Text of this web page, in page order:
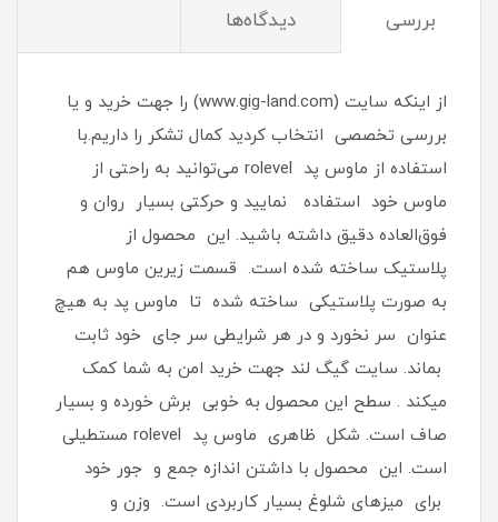
بررسی دیدگاه‌ها
از اینکه سایت (www.gig-land.com) را جهت خرید و یا
بررسی تخصصی انتخاب کردید کمال تشکر را داریم.با
استفاده از ماوس‌ پد rolevel می‌توانید به‌ راحتی از
ماوس خود استفاده نمایید و حرکتی بسیار روان و
فوق‌العاده دقیق داشته باشید. این محصول از
پلاستیک ساخته شده است. قسمت زیرین ماوس هم
به صورت پلاستیکی ساخته شده تا ماوس پد به ‌هیچ‌
عنوان سر نخورد و در هر شرایطی سر جای خود ثابت
بماند. سایت گیگ لند جهت خرید امن به شما کمک
میکند . سطح این محصول به‌ خوبی برش خورده و بسیار
صاف است. شکل ظاهری ماوس پد rolevel مستطیلی
است. این محصول با داشتن اندازه جمع ‌و جور خود
برای میزهای شلوغ بسیار کاربردی است. وزن و